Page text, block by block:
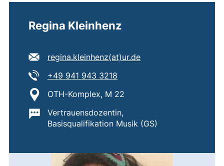
Regina Kleinhenz
E-Mail Adresse:
regina.kleinhenz​(at)​ur.de(öffnet Ihr E-Mail-
Tel:
+49 941 943 3218
Standort:
OTH-Komplex, M 22
Wichtige Informationen:
Vertrauensdozentin,
Basisqualifikation Musik (GS)